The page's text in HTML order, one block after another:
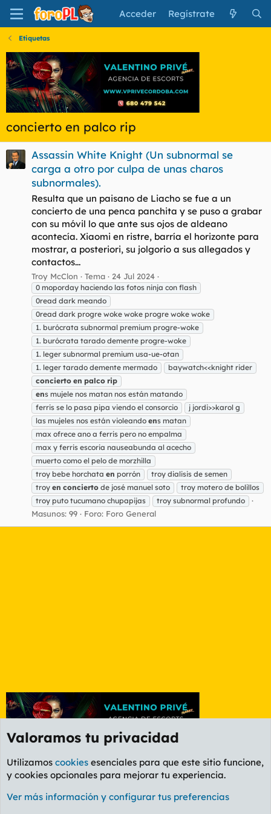
Acceder Regístrate
Etiquetas
concierto en palco rip
Assassin White Knight (Un subnormal se
carga a otro por culpa de unas charos
subnormales).
Resulta que un paisano de Liacho se fue a un
concierto de una penca panchita y se puso a grabar
con su móvil lo que ante sus ojos de aldeano
acontecía. Xiaomi en ristre, barría el horizonte para
mostrar, a posteriori, su jolgorio a sus allegados y
contactos...
Troy McClon Tema 24 Jul 2024
0 moporday haciendo las fotos ninja con flash
0read dark meando
0read dark progre woke woke progre woke woke
1. burócrata subnormal premium progre-woke
1. burócrata tarado demente progre-woke
1. leger subnormal premium usa-ue-otan
1. leger tarado demente mermado
baywatch<<knight rider
concierto en palco rip
ens mujele nos matan nos están matando
ferris se lo pasa pipa viendo el consorcio
j jordi>>karol g
las mujeles nos están violeando ens matan
max ofrece ano a ferris pero no empalma
max y ferris escoria nauseabunda al acecho
muerto como el pelo de morzhilla
troy bebe horchata en porrón
troy dialisis de semen
troy en concierto de josé manuel soto
troy motero de bolillos
troy puto tucumano chupapijas
troy subnormal profundo
Masunos: 99 Foro: Foro General
Etiquetas
Cookies
PL OLDSTYLE AMARILLO
Valoramos tu privacidad
Utilizamos cookies esenciales para que este sitio funcione,
y cookies opcionales para mejorar tu experiencia.
Ver más información y configurar tus preferencias